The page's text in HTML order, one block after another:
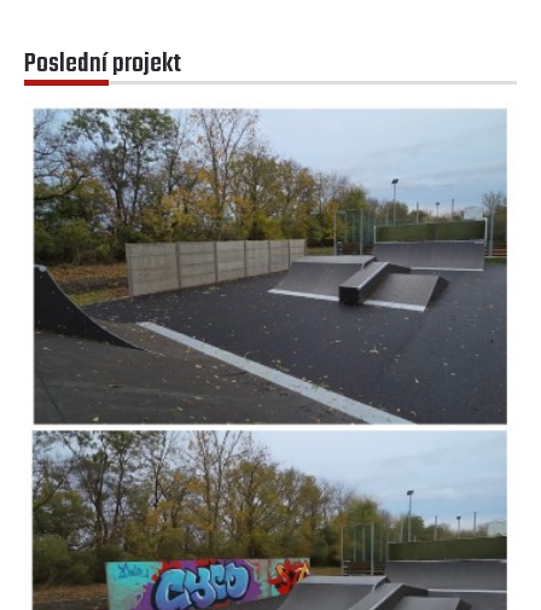
Poslední projekt